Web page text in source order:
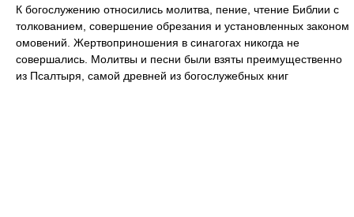
К богослужению относились молитва, пение, чтение Библии с
толкованием, совершение обрезания и установленных законом
омовений. Жертвоприношения в синагогах никогда не
совершались. Молитвы и песни были взяты преимущественно
из Псалтыря, самой древней из богослужебных книг